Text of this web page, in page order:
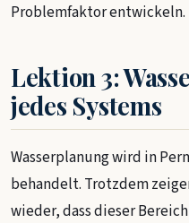
Problemfaktor entwickeln.
Lektion 3:
jedes Systems
Wasserplanung wird in
behandelt. Trotzdem
wieder, dass dieser